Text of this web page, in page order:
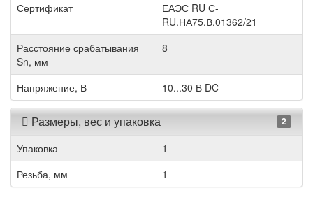
Сертификат
ЕАЭС RU С-
RU.НА75.В.01362/21
Расстояние срабатывания
Sn, мм
8
Напряжение, В 10...30 В DC
Размеры, вес и упаковка 2
Упаковка
1
Резьба, мм
1